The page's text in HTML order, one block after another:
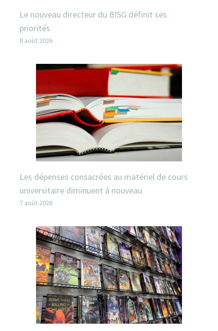
Le nouveau directeur du BISG définit ses
priorités
8 août 2026
Les dépenses consacrées au matériel de cours
universitaire diminuent à nouveau
7 août 2026